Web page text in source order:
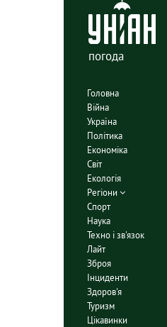
погода
Головна
Війна
Україна
Політика
Економіка
Світ
Екологія
Регіони
Спорт
Наука
Техно і зв'язок
Лайт
Зброя
Інциденти
Здоров'я
Туризм
Цікавинки